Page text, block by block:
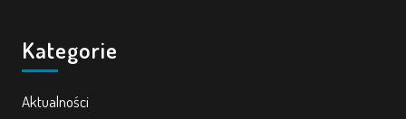
Kategorie
Aktualności